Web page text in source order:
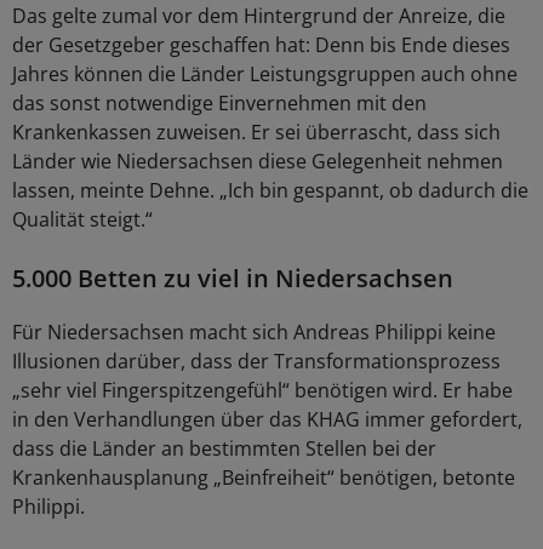
Das gelte zumal vor dem Hintergrund der Anreize, die
der Gesetzgeber geschaffen hat: Denn bis Ende dieses
Jahres können die Länder Leistungsgruppen auch ohne
das sonst notwendige Einvernehmen mit den
Krankenkassen zuweisen. Er sei überrascht, dass sich
Länder wie Niedersachsen diese Gelegenheit nehmen
lassen, meinte Dehne. „Ich bin gespannt, ob dadurch die
Qualität steigt.“
5.000 Betten zu viel in Niedersachsen
Für Niedersachsen macht sich Andreas Philippi keine
Illusionen darüber, dass der Transformationsprozess
„sehr viel Fingerspitzengefühl“ benötigen wird. Er habe
in den Verhandlungen über das KHAG immer gefordert,
dass die Länder an bestimmten Stellen bei der
Krankenhausplanung „Beinfreiheit“ benötigen, betonte
Philippi.